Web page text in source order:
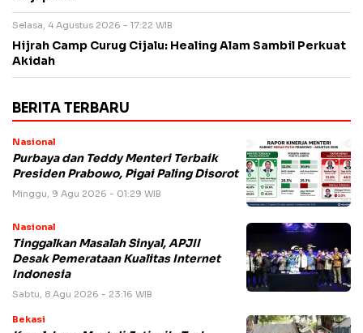
Selasa, 4 Agustus 2026 - 17:22 WIB
Hijrah Camp Curug Cijalu: Healing Alam Sambil Perkuat
Akidah
BERITA TERBARU
Nasional
Purbaya dan Teddy Menteri Terbaik
Presiden Prabowo, Pigai Paling Disorot
Minggu, 9 Agu 2026 - 01:29 WIB
Nasional
Tinggalkan Masalah Sinyal, APJII
Desak Pemerataan Kualitas Internet
Indonesia
Sabtu, 8 Agu 2026 - 23:16 WIB
Bekasi